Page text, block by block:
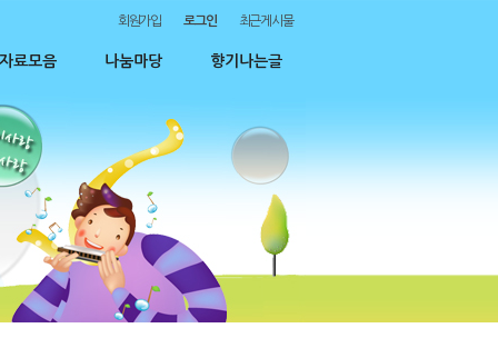
회원가입 로그인 최근게시물
료모음 나눔마당 향기나는글